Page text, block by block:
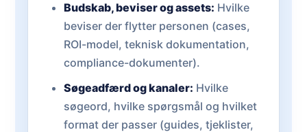
Budskab, beviser og assets: Hvilke
beviser der flytter personen (cases,
ROI-model, teknisk dokumentation,
compliance-dokumenter).
Søgeadfærd og kanaler: Hvilke
søgeord, hvilke spørgsmål og hvilket
format der passer (guides, tjeklister,